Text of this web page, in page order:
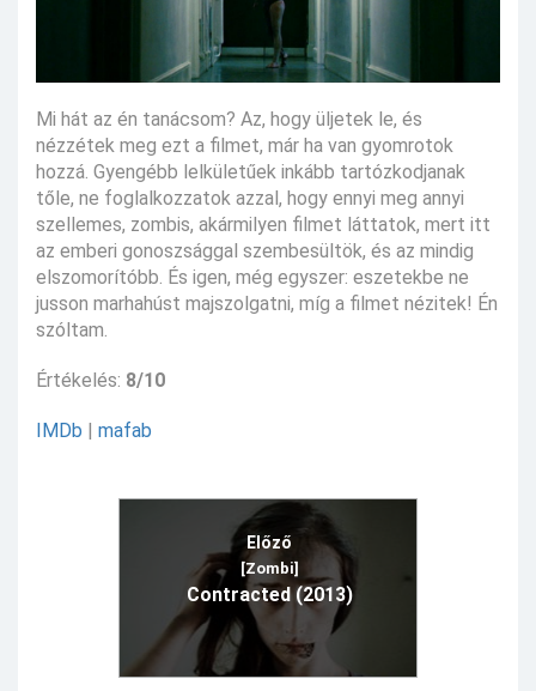
Mi hát az én tanácsom? Az, hogy üljetek le, és
nézzétek meg ezt a filmet, már ha van gyomrotok
hozzá. Gyengébb lelkületűek inkább tartózkodjanak
tőle, ne foglalkozzatok azzal, hogy ennyi meg annyi
szellemes, zombis, akármilyen filmet láttatok, mert itt
az emberi gonoszsággal szembesültök, és az mindig
elszomorítóbb. És igen, még egyszer: eszetekbe ne
jusson marhahúst majszolgatni, míg a filmet nézitek! Én
szóltam.
Értékelés: 8/10
IMDb | mafab
Előző
[Zombi]
Contracted (2013)